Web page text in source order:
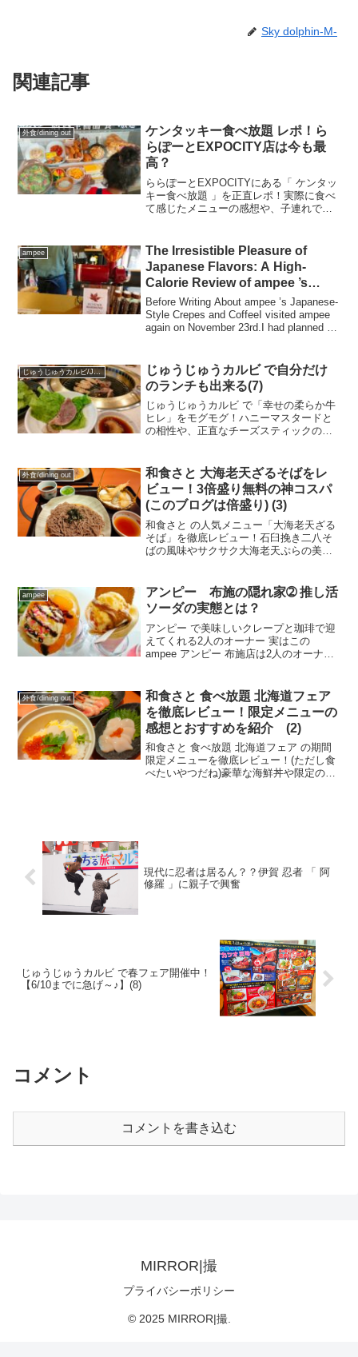
Sky dolphin-M-
関連記事
外食/dining out
ケンタッキー食べ放題 レポ！ら
らぽーとEXPOCITY店は今も最
高？
ららぽーとEXPOCITYにある「 ケンタッ
キー食べ放題 」を正直レポ！実際に食べ
て感じたメニューの感想や、子連れでの
最新の情報をチェック！明日はケンタッ
キーにしな～い？
ampee
The Irresistible Pleasure of
Japanese Flavors: A High-
Calorie Review of ampee ’s
Crepes➂
Before Writing About ampee ’s Japanese-
Style Crepes and CoffeeI visited ampee
again on November 23rd.I had planned to
じゅうじゅうカルビ/Juju karubi BBQ Restaurant
じゅうじゅうカルビ で自分だけ
のランチも出来る(7)
じゅうじゅうカルビ で「幸せの柔らか牛
ヒレ」をモグモグ！ハニーマスタードと
の相性や、正直なチーズスティックの感
べたい人に最適な「MYオーダーランチ」
もあるので写真だけ載せてます
外食/dining out
和食さと 大海老天ざるそばをレ
ビュー！3倍盛り無料の神コスパ
(このブログは倍盛り) (3)
和食さと の人気メニュー「大海老天ざる
そば」を徹底レビュー！石臼挽き二八そ
ばの風味やサクサク大海老天ぷらの美味
ォトブロガーの視点でお得な情報をブロ
グでリアルに紹介します
ampee
アンピー 布施の隠れ家➁ 推し活
ソーダの実態とは？
アンピー で美味しいクレープと珈琲で迎
えてくれる2人のオーナー 実はこの
ampee アンピー 布施店は2人のオーナー
な店かがもっと分かります♪クレープ担当
の女性オーナ...
外食/dining out
和食さと 食べ放題 北海道フェア
を徹底レビュー！限定メニューの
感想とおすすめを紹介 (2)
和食さと 食べ放題 北海道フェア の期間
限定メニューを徹底レビュー！(ただし食
べたいやつだね)豪華な海鮮丼や限定の
現代に忍者は居るん？？伊賀 忍者 「 阿
修羅 」に親子で興奮
じゅうじゅうカルビ で春フェア開催中！
【6/10までに急げ～♪】(8)
コメント
コメントを書き込む
MIRROR|撮
プライバシーポリシー
© 2025 MIRROR|撮.